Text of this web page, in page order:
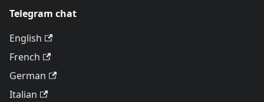
Telegram chat
English
French
German
Italian